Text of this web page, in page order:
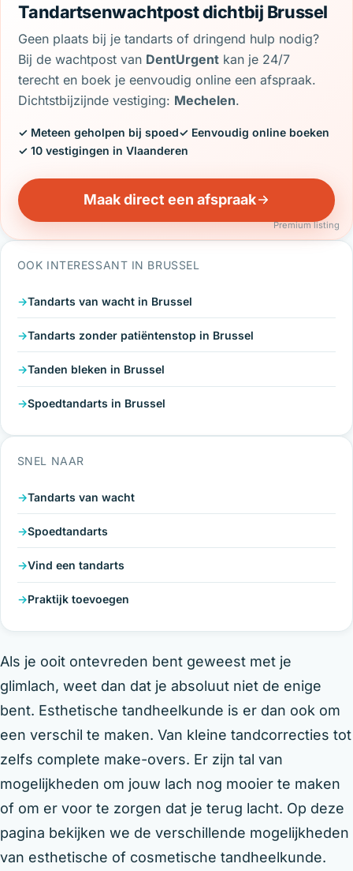
Tandartsenwachtpost dichtbij Brussel
Geen plaats bij je tandarts of dringend hulp nodig?
Bij de wachtpost van DentUrgent kan je 24/7
terecht en boek je eenvoudig online een afspraak.
Dichtstbijzijnde vestiging: Mechelen.
✓ Meteen geholpen bij spoed✓ Eenvoudig online boeken
✓ 10 vestigingen in Vlaanderen
Maak direct een afspraak
Premium listing
OOK INTERESSANT IN BRUSSEL
Tandarts van wacht in Brussel
Tandarts zonder patiëntenstop in Brussel
Tanden bleken in Brussel
Spoedtandarts in Brussel
SNEL NAAR
Tandarts van wacht
Spoedtandarts
Vind een tandarts
Praktijk toevoegen
Als je ooit ontevreden bent geweest met je
glimlach, weet dan dat je absoluut niet de enige
bent. Esthetische tandheelkunde is er dan ook om
een verschil te maken. Van kleine tandcorrecties tot
zelfs complete make-overs. Er zijn tal van
mogelijkheden om jouw lach nog mooier te maken
of om er voor te zorgen dat je terug lacht. Op deze
pagina bekijken we de verschillende mogelijkheden
van esthetische of cosmetische tandheelkunde.